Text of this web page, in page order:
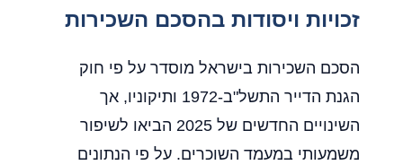
זכויות ויסודות בהסכם השכירות
הסכם השכירות בישראל מוסדר על פי חוק
הגנת הדייר התשל"ב-1972 ותיקוניו, אך
השינויים החדשים של 2025 הביאו לשיפור
משמעותי במעמד השוכרים. על פי הנתונים